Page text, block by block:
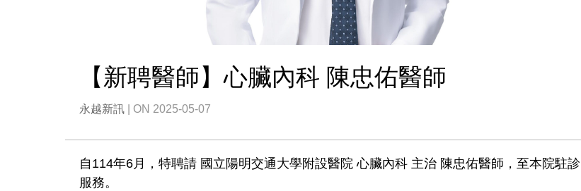
【新聘醫師】心臟內科 陳忠佑醫師
永越新訊 | ON 2025-05-07
自114年6月，特聘請 國立陽明交通大學附設醫院 心臟內科 主治 陳忠佑醫師，至本院駐診
服務。